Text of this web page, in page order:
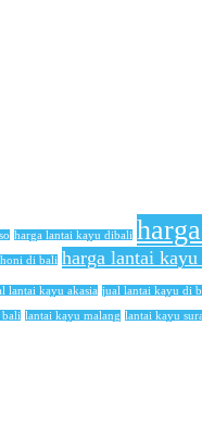
harga lantai kayu dibali
di bali harga lantai kayu
lantai kayu akasia jual lantai kayu di
lantai kayu malang lantai kayu